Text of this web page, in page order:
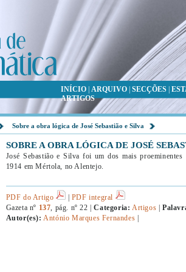
INÍCIO| ARQUIVO| SECÇÕES|
ARTIGOS
Sobre a obra lógica de José Sebastião e Silva
SOBRE A OBRA LÓGICA DE JOSÉ
José Sebastião e Silva foi um dos mais
1914 em Mértola, no Alentejo.
PDF do Artigo | PDF integral
Gazeta nº 137, pág. nº 22 |Categoria: Artigos
Autor(es): António Marques Fernandes